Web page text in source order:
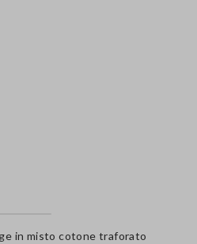
in misto cotone traforato